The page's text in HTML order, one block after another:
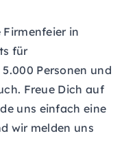
Firmenfeier in
für
Personen und
Freue Dich auf
uns einfach eine
wir melden uns